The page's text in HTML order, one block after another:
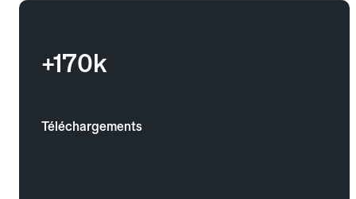
+170k
Téléchargements